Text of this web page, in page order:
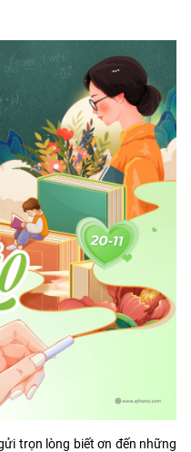
trọn lòng biết ơn đến những